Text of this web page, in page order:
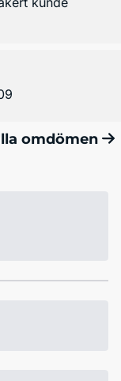
omdömen